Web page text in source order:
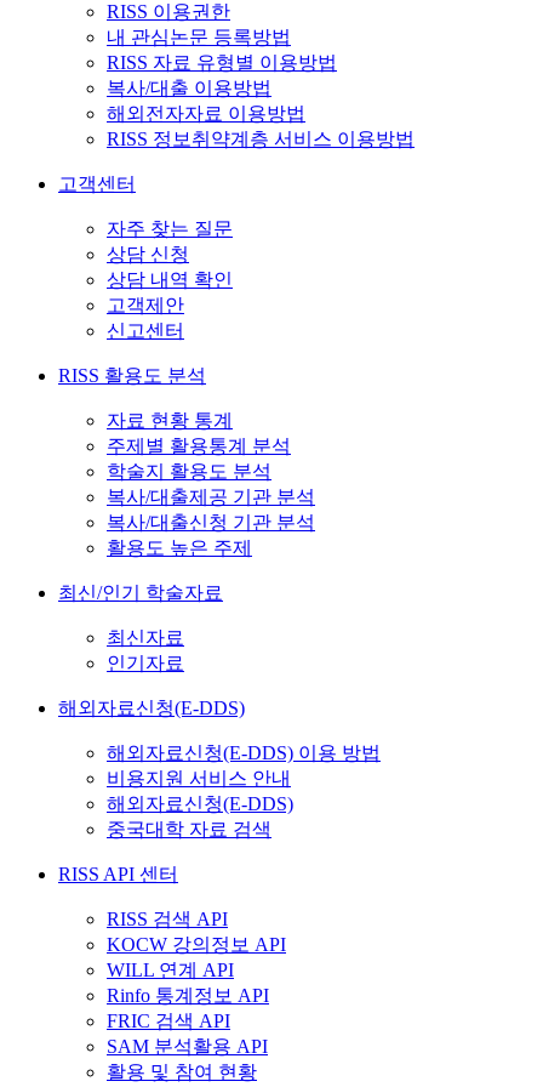
RISS 이용권한
내 관심논문 등록방법
RISS 자료 유형별 이용방법
복사/대출 이용방법
해외전자자료 이용방법
RISS 정보취약계층 서비스 이용방법
고객센터
자주 찾는 질문
상담 신청
상담 내역 확인
고객제안
신고센터
RISS 활용도 분석
자료 현황 통계
주제별 활용통계 분석
학술지 활용도 분석
복사/대출제공 기관 분석
복사/대출신청 기관 분석
활용도 높은 주제
최신/인기 학술자료
최신자료
인기자료
해외자료신청(E-DDS)
해외자료신청(E-DDS) 이용 방법
비용지원 서비스 안내
해외자료신청(E-DDS)
중국대학 자료 검색
RISS API 센터
RISS 검색 API
KOCW 강의정보 API
WILL 연계 API
Rinfo 통계정보 API
FRIC 검색 API
SAM 분석활용 API
활용 및 참여 현황